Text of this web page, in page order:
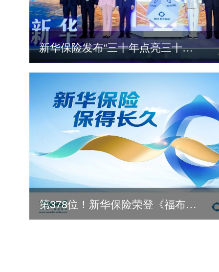
新华保险发布“三十年点亮三十城”全国人才计划
第378位！新华保险荣登《福布斯》全球500强